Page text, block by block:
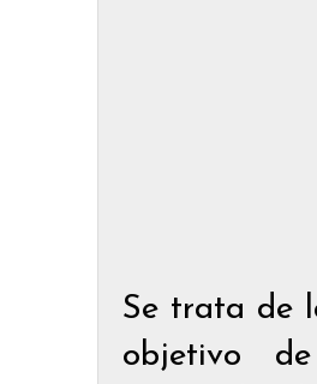
Se trata de
objetivo